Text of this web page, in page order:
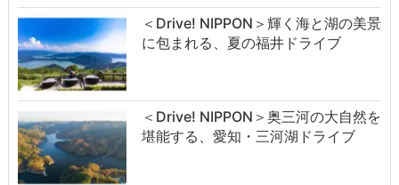
＜Drive! NIPPON＞輝く海と湖の美景
に包まれる、夏の福井ドライブ
＜Drive! NIPPON＞奥三河の大自然を
堪能する、愛知・三河湖ドライブ